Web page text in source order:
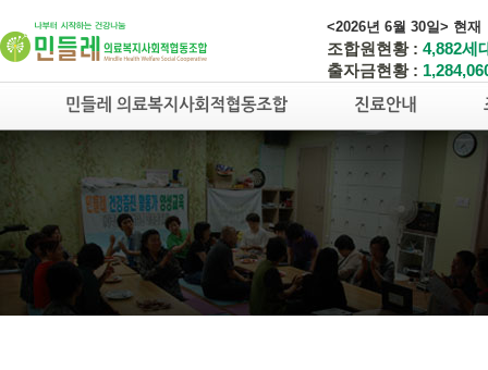
<2026년 6월 30일> 현재
조합원현황 : 4,882세
출자금현황 :